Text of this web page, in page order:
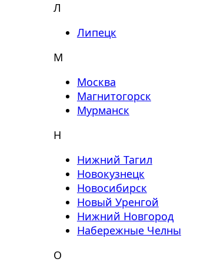
Л
Липецк
М
Москва
Магнитогорск
Мурманск
Н
Нижний Тагил
Новокузнецк
Новосибирск
Новый Уренгой
Нижний Новгород
Набережные Челны
О